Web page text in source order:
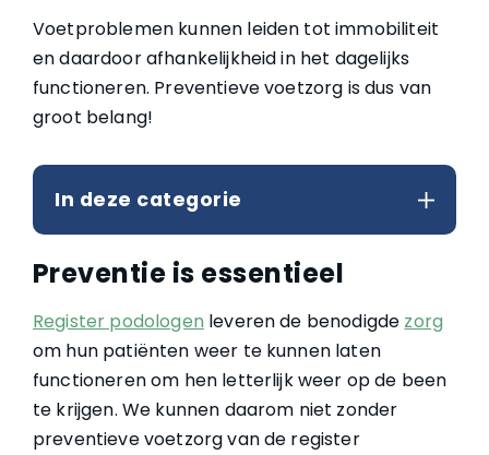
Voetproblemen kunnen leiden tot immobiliteit
en daardoor afhankelijkheid in het dagelijks
functioneren. Preventieve voetzorg is dus van
groot belang!
In deze categorie
Preventie is essentieel
Register podologenleveren de benodigde zorg
om hun patiënten weer te kunnen laten
functioneren om hen letterlijk weer op de been
te krijgen. We kunnen daarom niet zonder
preventieve voetzorg van de register